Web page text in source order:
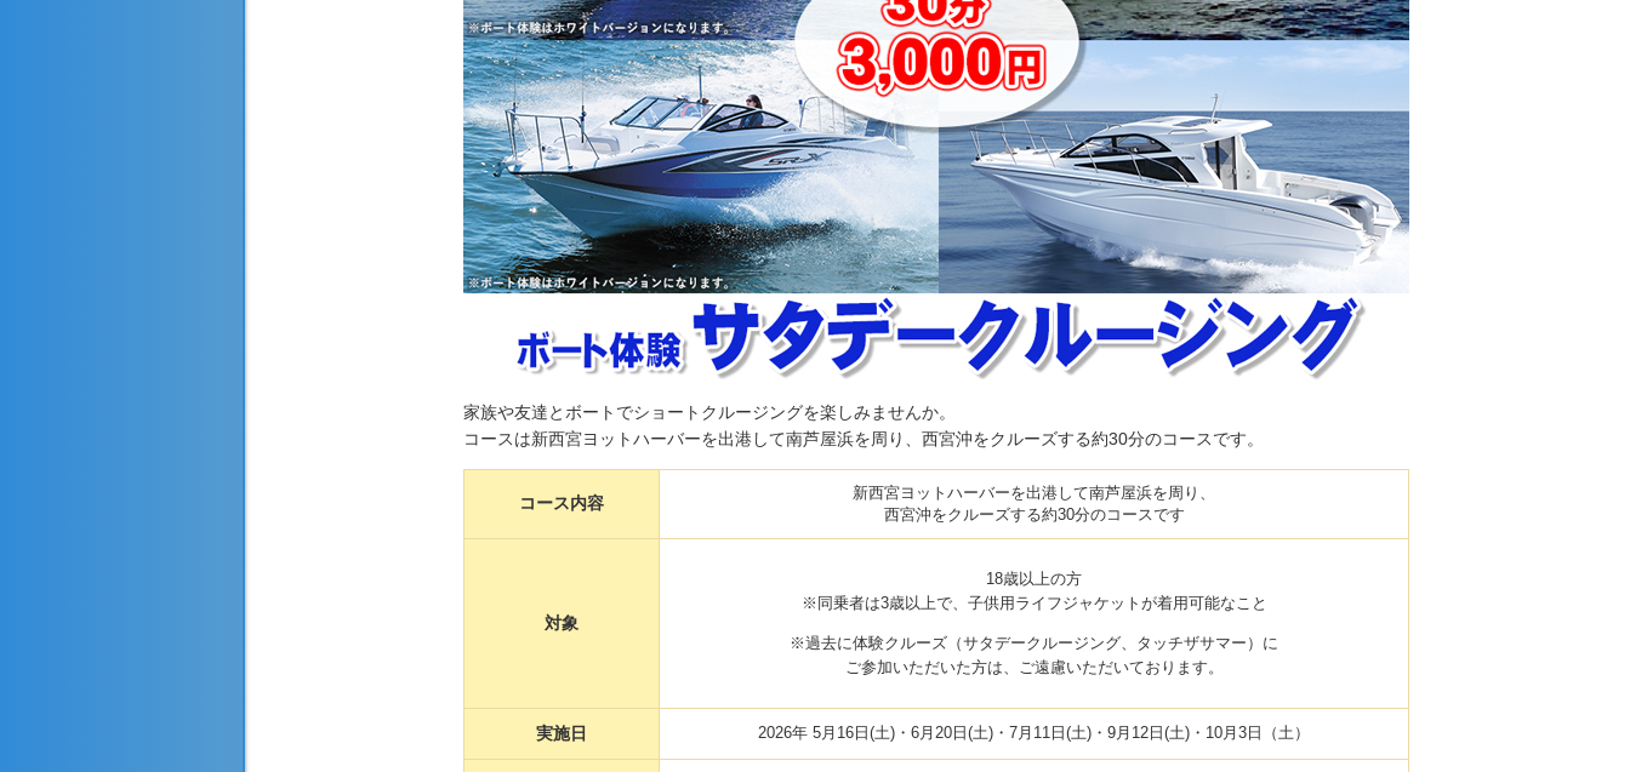
家族や友達とボートでショートクルージングを楽しみませんか。
コースは新西宮ヨットハーバーを出港して南芦屋浜を周り、西宮沖をクルーズする約30分のコースです。
コース内容
新西宮ヨットハーバーを出港して南芦屋浜を周り、
西宮沖をクルーズする約30分のコースです
対象
18歳以上の方
※同乗者は3歳以上で、子供用ライフジャケットが着用可能なこと
※過去に体験クルーズ（サタデークルージング、タッチザサマー）に
ご参加いただいた方は、ご遠慮いただいております。
実施日 2026年 5月16日(土)・6月20日(土)・7月11日(土)・9月12日(土)・10月3日（土）